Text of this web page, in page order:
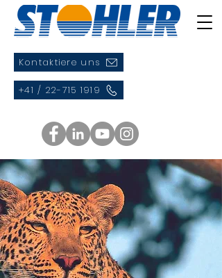
Buche online
Kontaktiere uns
+41 / 22-715 1919